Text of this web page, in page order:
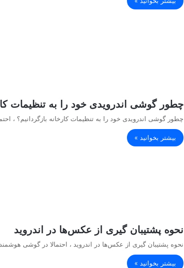
چطور گوشی اندرویدی خود را به تنظیمات
چطور گوشی اندرویدی خود را به تنظیمات کارخانه بازگردانیم؟ ،
بیشتر بخوانید »
نحوه پشتیبان گیری از عکس‌ها در اندروید
نحوه پشتیبان گیری از عکس‌ها در اندروید ، احتمالا در گوشی
بیشتر بخوانید »